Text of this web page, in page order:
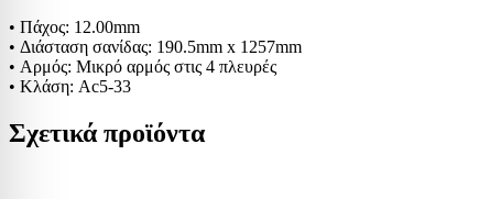
• Πάχος: 12.00mm
• Διάσταση σανίδας: 190.5mm x 1257mm
• Αρμός: Μικρό αρμός στις 4 πλευρές
• Κλάση: Ac5-33
Σχετικά προϊόντα